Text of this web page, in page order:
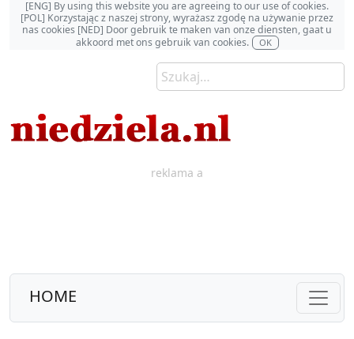
[ENG] By using this website you are agreeing to our use of cookies.
[POL] Korzystając z naszej strony, wyrażasz zgodę na używanie przez
nas cookies [NED] Door gebruik te maken van onze diensten, gaat u
akkoord met ons gebruik van cookies.
OK
reklama a
HOME